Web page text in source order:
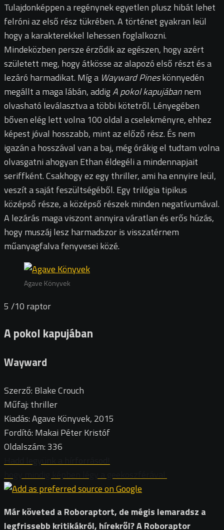
Tulajdonképpen a regénynek egyetlen plusz hibát lehet
felróni az első rész tükrében. A történet gyakran leül
hogy a karakterekkel lehessen foglalkozni.
Mindeközben persze érződik az egészen, hogy azért
született meg, hogy átkösse az alapozó első részt és a
lezáró harmadikat. Míg a Wayward Pineskönnyedén
megállt a maga lábán, addigA pokol kapujábannem
olvasható leválasztva a többi kötetről. Lényegében
bőven elég lett volna 100 oldal a cselekményre, ehhez
képest jóval hosszabb, mint az előző rész. És nem
igazán a hosszával van a baj, még órákig el tudtam volna
olvasgatni ahogyan Ethan éldegéli a mindennapjait
seriffként. Csakhogy ez egy thriller, ami ha ennyire leül,
veszít a saját feszültségéből. Egy trilógia tipikus
középső része, a középső részek minden negatívumával.
A lezárás maga viszont annyira váratlan és erős húzás,
hogy muszáj lesz harmadszor is visszatérnem
műanyagfalva fenyvesei közé.
Agave Könyvek
5 /10 raptor
A pokol kapujában
Wayward
Szerző: Blake Crouch
Műfaj: thriller
Kiadás: Agave Könyvek, 2015
Fordító: Makai Péter Kristóf
Oldalszám: 336
Már követed a Roboraptort, de mégis lemaradsz a
legfrissebb kritikákról, hírekről? A Roboraptor